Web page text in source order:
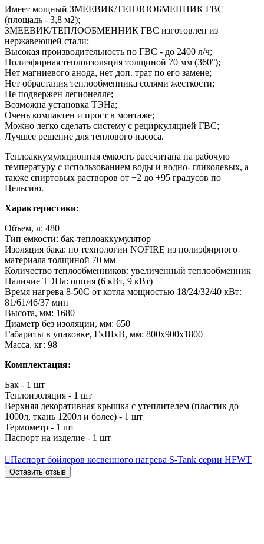
Имеет мощный ЗМЕЕВИК/ТЕПЛООБМЕННИК ГВС
(площадь - 3,8 м2);
ЗМЕЕВИК/ТЕПЛООБМЕННИК ГВС изготовлен из
нержавеющей стали;
Высокая производительность по ГВС - до 2400 л/ч;
Полиэфирная теплоизоляция толщиной 70 мм (360°);
Нет магниевого анода, нет доп. трат по его замене;
Нет обрастания теплообменника солями жесткости;
Не подвержен легионелле;
Возможна установка ТЭНа;
Очень компактен и прост в монтаже;
Можно легко сделать систему с рециркуляцией ГВС;
Лучшее решение для теплового насоса.
Теплоаккумуляционная емкость рассчитана на рабочую
температуру с использованием воды и водно- гликолевых, а
также спиртовых растворов от +2 до +95 градусов по
Цельсию.
Характеристики:
Объем, л: 480
Тип емкости: бак-теплоаккумулятор
Изоляция бака: по технологии NOFIRE из полиэфирного
материала толщиной 70 мм
Количество теплообменников: увеличенный теплообменник
Наличие ТЭНа: опция (6 кВт, 9 кВт)
Время нагрева 8-50С от котла мощностью 18/24/32/40 кВт:
81/61/46/37 мин
Высота, мм: 1680
Диаметр без изоляции, мм: 650
Габариты в упаковке, ГхШхВ, мм: 800х900х1800
Масса, кг: 98
Комплектация:
Бак - 1 шт
Теплоизоляция - 1 шт
Верхняя декоративная крышка с утеплителем (пластик до
1000л, ткань 1200л и более) - 1 шт
Термометр - 1 шт
Паспорт на изделие - 1 шт
Паспорт бойлеров косвенного нагрева S-Tank серии HFWT
Оставить отзыв